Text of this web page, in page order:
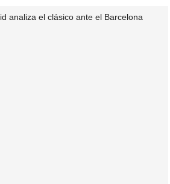
analiza el clásico ante el Barcelona